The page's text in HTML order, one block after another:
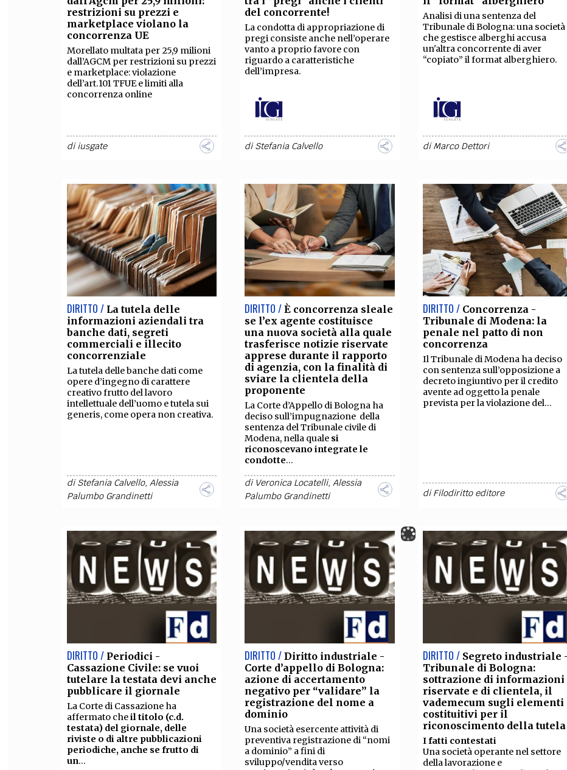
FILODIRITTO REDAZIONE COMITATO SCIENTIFICO CURATORI FOTOGRAFI PARTNER
EXTRA
SOCIAL MEDIA
restrizioni su prezzi e
marketplace violano la
concorrenza UE
Morellato multata per 25,9 milioni
dall’AGCM per restrizioni su prezzi
e marketplace: violazione
dell’art.101 TFUE e limiti alla
concorrenza online
diiusgate
del concorrente!
La condotta di appropriazione di
pregi consiste anche nell’operare
vanto a proprio favore con
riguardo a caratteristiche
dell’impresa.
diStefania Calvello
Analisi di una sentenza del
Tribunale di Bologna: una società
che gestisce alberghi accusa
un'altra concorrente di aver
“copiato” il format alberghiero.
diMarco Dettori
DIRITTO / La tutela delle
informazioni aziendali tra
banche dati, segreti
commerciali e illecito
concorrenziale
La tutela delle banche dati come
opere d’ingegno di carattere
creativo frutto del lavoro
intellettuale dell’uomo e tutela sui
generis, come opera non creativa.
diStefania Calvello, Alessia
Palumbo Grandinetti
DIRITTO / È concorrenza sleale
se l’ex agente costituisce
una nuova società alla quale
trasferisce notizie riservate
apprese durante il rapporto
di agenzia, con la finalità di
sviare la clientela della
proponente
La Corte d’Appello di Bologna ha
deciso sull’impugnazione della
sentenza del Tribunale civile di
Modena, nella quale si
riconoscevano integrate le
condotte...
di Veronica Locatelli,Alessia
Palumbo Grandinetti
DIRITTO / Concorrenza -
Tribunale di Modena: la
penale nel patto di non
concorrenza
Il Tribunale di Modena ha deciso
con sentenza sull’opposizione a
decreto ingiuntivo per il credito
avente ad oggetto la penale
prevista per la violazione del...
diFilodiritto editore
DIRITTO / Periodici -
Cassazione Civile: se vuoi
tutelare la testata devi anche
pubblicare il giornale
La Corte di Cassazione ha
affermato cheil titolo (c.d.
testata) del giornale, delle
riviste o di altre pubblicazioni
periodiche, anche se frutto di
un...
DIRITTO / Diritto industriale -
Corte d’appello di Bologna:
azione di accertamento
negativo per “validare” la
registrazione del nome a
dominio
Una società esercente attività di
preventiva registrazione di “nomi
a dominio” a fini di
sviluppo/vendita verso
DIRITTO / Segreto industriale
Tribunale di Bologna:
sottrazione di informazioni
riservate e di clientela, il
vademecum sugli elementi
costituitivi per il
riconoscimento della tutela
I fatti contestati
Una società operante nel settore
della lavorazione e